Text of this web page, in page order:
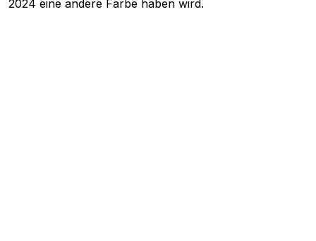
2024 eine andere Farbe haben wird.